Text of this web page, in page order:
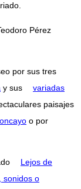
Pérez
por sus tres
y sus
variadas
paisajes
o por
Lejos de
sonidos o